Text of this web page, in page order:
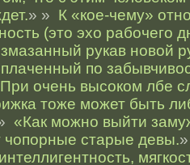
» » К «кое-чему»
(это эхо рабочего
рукав новой
по
При очень высоком лбе
тоже может быть
«Как можно выйти
старые девы.